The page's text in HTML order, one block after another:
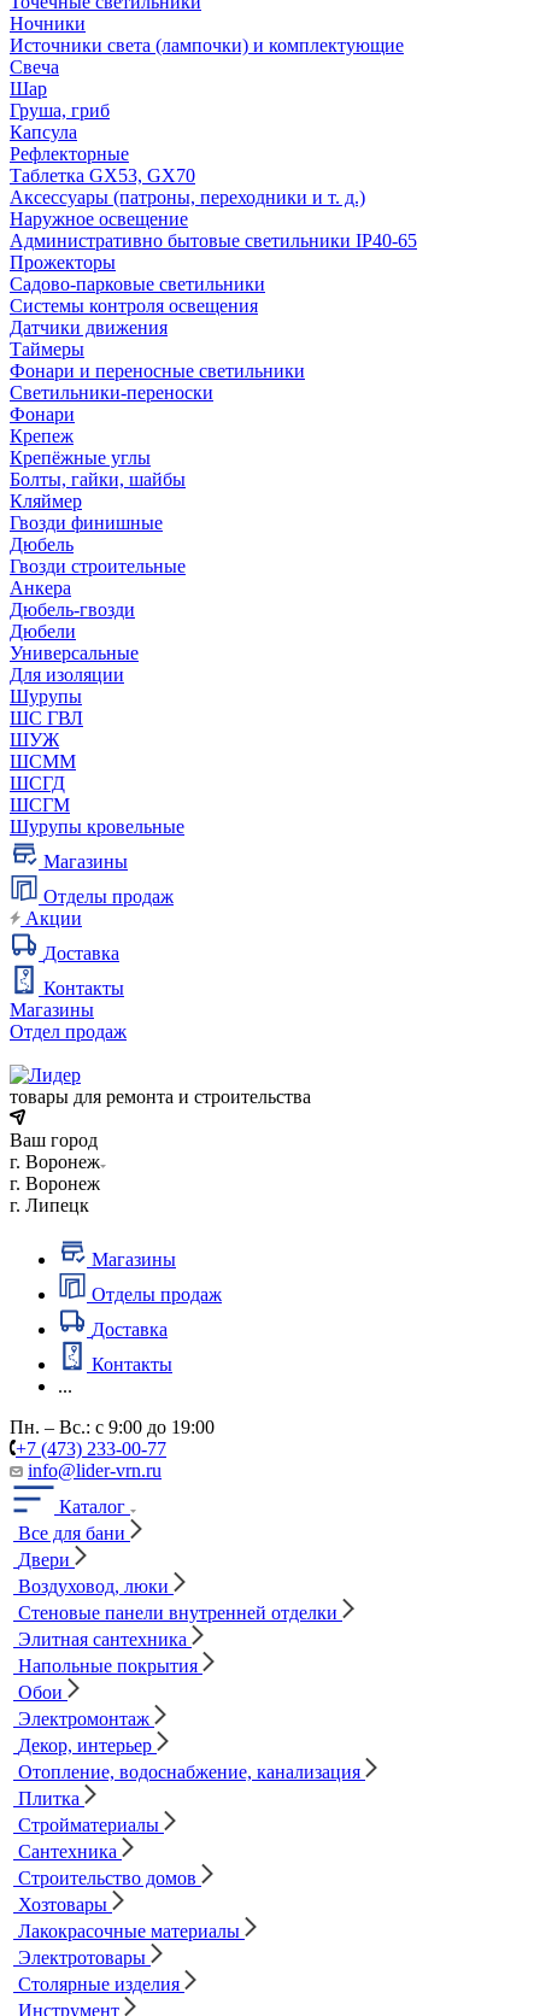
Ночники
Источники света (лампочки) и комплектующие
Свеча
Шар
Груша, гриб
Капсула
Рефлекторные
Таблетка GX53, GX70
Аксессуары (патроны, переходники и т. д.)
Наружное освещение
Административно бытовые светильники IP40-65
Прожекторы
Садово-парковые светильники
Системы контроля освещения
Датчики движения
Таймеры
Фонари и переносные светильники
Светильники-переноски
Фонари
Крепеж
Крепёжные углы
Болты, гайки, шайбы
Кляймер
Гвозди финишные
Дюбель
Гвозди строительные
Анкера
Дюбель-гвозди
Дюбели
Универсальные
Для изоляции
Шурупы
ШС ГВЛ
ШУЖ
ШСММ
ШСГД
ШСГМ
Шурупы кровельные
Магазины
Отделы продаж
Акции
Доставка
Контакты
Магазины
Отдел продаж
товары для ремонта и строительства
Ваш город
г. Воронеж
г. Воронеж
г. Липецк
Магазины
Отделы продаж
Доставка
Контакты
...
Пн. – Вс.: с 9:00 до 19:00
+7 (473) 233-00-77
info@lider-vrn.ru
Каталог
Все для бани
Двери
Воздуховод, люки
Стеновые панели внутренней отделки
Элитная сантехника
Напольные покрытия
Обои
Электромонтаж
Декор, интерьер
Отопление, водоснабжение, канализация
Плитка
Стройматериалы
Сантехника
Строительство домов
Хозтовары
Лакокрасочные материалы
Электротовары
Столярные изделия
Инструмент